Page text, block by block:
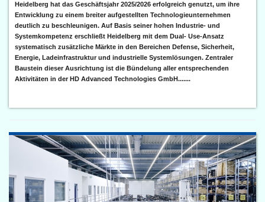
Heidelberg hat das Geschäftsjahr 2025/2026 erfolgreich genutzt, um ihre
Entwicklung zu einem breiter aufgestellten Technologieunternehmen
deutlich zu beschleunigen. Auf Basis seiner hohen Industrie- und
Systemkompetenz erschließt Heidelberg mit dem Dual- Use-Ansatz
systematisch zusätzliche Märkte in den Bereichen Defense, Sicherheit,
Energie, Ladeinfrastruktur und industrielle Systemlösungen. Zentraler
Baustein dieser Ausrichtung ist die Bündelung aller entsprechenden
Aktivitäten in der HD Advanced Technologies GmbH.......